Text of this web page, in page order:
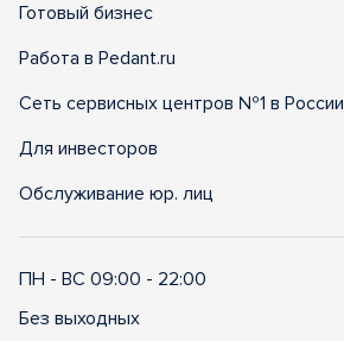
Готовый бизнес
Работа в Pedant.ru
Сеть сервисных центров №1 в России
Для инвесторов
Обслуживание юр. лиц
ПН - ВС 09:00 - 22:00
Без выходных